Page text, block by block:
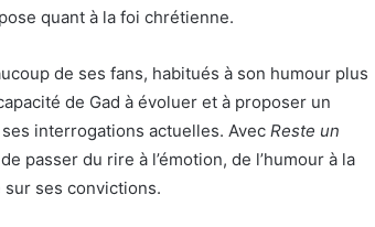
quant à la foi chrétienne.
de ses fans, habitués à son humour plus
de Gad à évoluer et à proposer un
interrogations actuelles. Avec Reste un
passer du rire à l’émotion, de l’humour à la
ses convictions.